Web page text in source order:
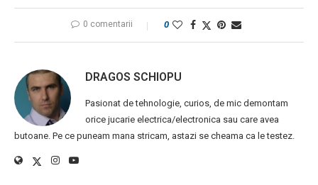
0 comentarii 0
DRAGOS SCHIOPU
Pasionat de tehnologie, curios, de mic demontam
orice jucarie electrica/electronica sau care avea
butoane. Pe ce puneam mana stricam, astazi se cheama ca le testez.